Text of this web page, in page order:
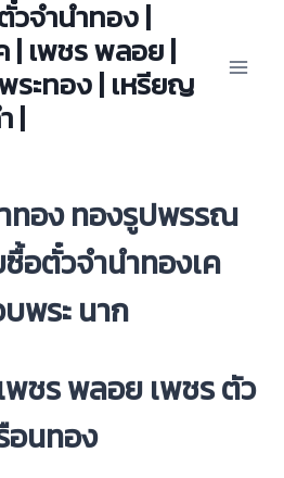
วจำนำทอง |
| เพชร พลอย |
ระทอง | เหรียญ
|
ทอง ทองรูปพรรณ
อตั๋วจำนำทองเค
พระ นาก
พชร พลอย เพชร ตัว
อนทอง